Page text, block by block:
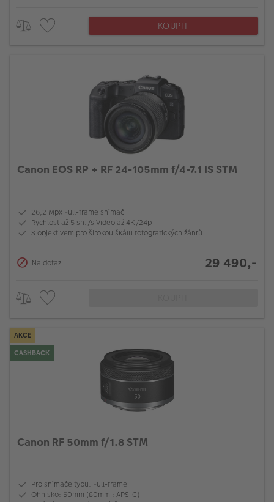
KOUPIT
Canon EOS RP + RF 24-105mm f/4-7.1 IS STM
26,2 Mpx Full-frame snímač
Rychlost až 5 sn./s Video až 4K/24p
S objektivem pro širokou škálu fotografických žánrů
Na dotaz 29 490,-
AKCE
CASHBACK
Canon RF 50mm f/1.8 STM
Pro snímače typu: Full-frame
Ohnisko: 50mm (80mm : APS-C)